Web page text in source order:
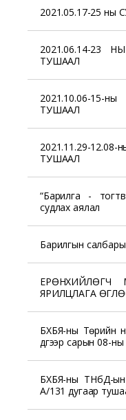
2021.05.17-25
2021.06.14-23
ТУШААЛ
2021.10.06-15-
ТУШААЛ
2021.11.29-
ТУШААЛ
“Барилга -
судлах аялал
Барилгын
ЕРӨНХИЙЛӨГЧ
ЯРИЛЦЛАГА
БХБЯ-ны Төрийн
дүгээр сарын 08-
БХБЯ-ны ТНбД-
А/131 дугаар